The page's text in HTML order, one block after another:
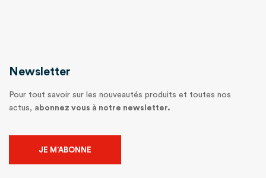
Newsletter
Pour tout savoir sur les nouveautés produits et toutes nos
actus, abonnez vous à notre newsletter.
JE M’ABONNE